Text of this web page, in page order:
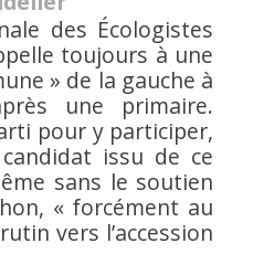
des Écologistes
toujours à une
» de la gauche à
une primaire.
pour y participer,
issu de ce
sans le soutien
« forcément au
vers l’accession